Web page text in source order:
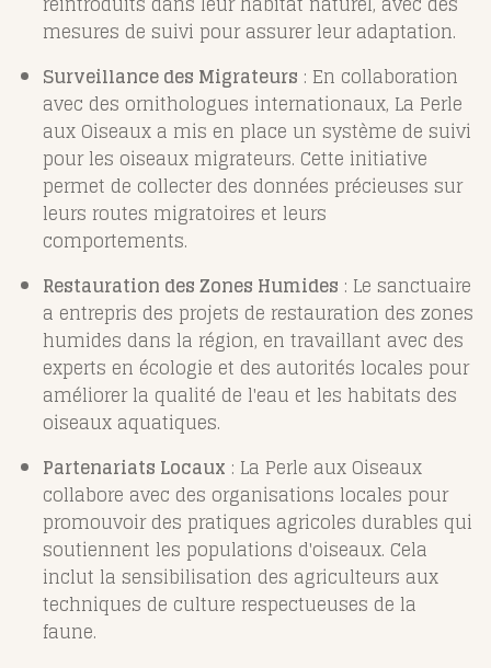
mesures de suivi pour assurer leur adaptation.
Surveillance des Migrateurs : En collaboration
avec des ornithologues internationaux, La Perle
aux Oiseaux a mis en place un système de suivi
pour les oiseaux migrateurs. Cette initiative
permet de collecter des données précieuses sur
leurs routes migratoires et leurs
comportements.
Restauration des Zones Humides : Le sanctuaire
a entrepris des projets de restauration des zones
humides dans la région, en travaillant avec des
experts en écologie et des autorités locales pour
améliorer la qualité de l'eau et les habitats des
oiseaux aquatiques.
Partenariats Locaux : La Perle aux Oiseaux
collabore avec des organisations locales pour
promouvoir des pratiques agricoles durables qui
soutiennent les populations d'oiseaux. Cela
inclut la sensibilisation des agriculteurs aux
techniques de culture respectueuses de la
faune.